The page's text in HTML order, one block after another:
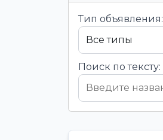
Тип объявления:
Поиск по тексту: